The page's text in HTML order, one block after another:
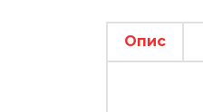
Опис